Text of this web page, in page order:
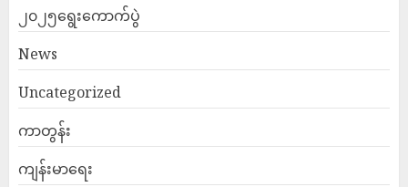
၂၀၂၅ရွေးကောက်ပွဲ
News
Uncategorized
ကာတွန်း
ကျန်းမာရေး